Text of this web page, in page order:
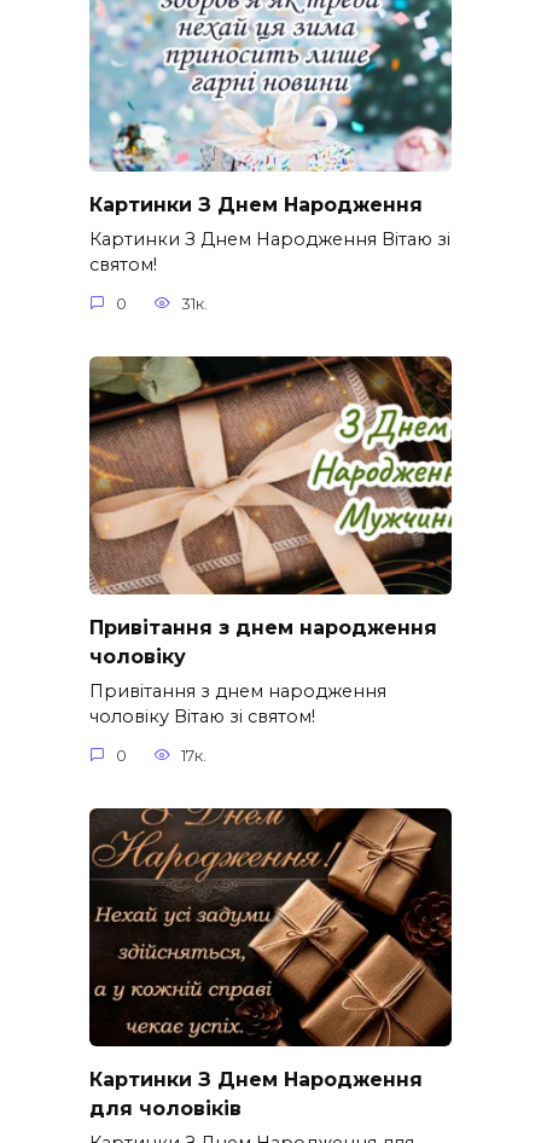
Картинки З Днем Народження
Картинки З Днем Народження Вітаю зі
святом!
0 31к.
Привітання з днем народження
чоловіку
Привітання з днем народження
чоловіку Вітаю зі святом!
0 17к.
Картинки З Днем Народження
для чоловіків​